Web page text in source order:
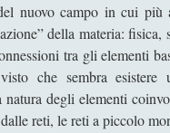
nuovo campo in cui
della materia:
tra gli elementi
che sembra esistere
natura degli elementi
reti, le reti a piccolo